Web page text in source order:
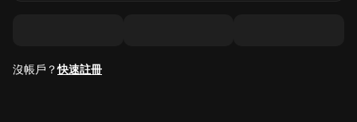
沒帳戶？快速註冊